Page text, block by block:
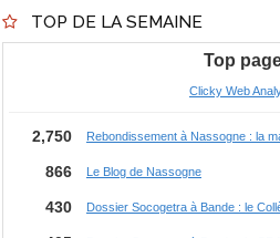
TOP DE LA SEMAINE